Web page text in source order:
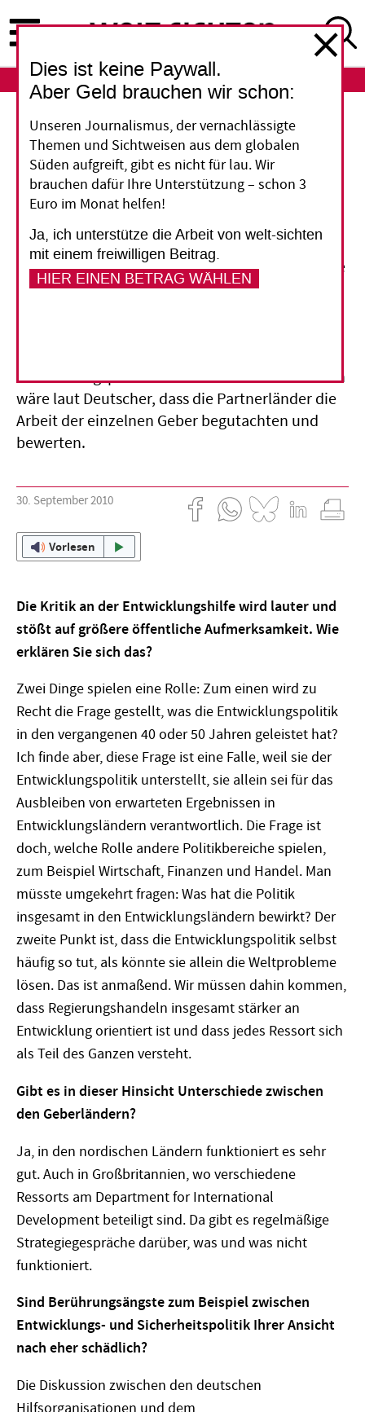
zum
Inhalt
ABO
„Die heutige
Entwicklungszusammenarbeit ist ein
Auslaufmodell“
Vor fünf Jahren haben die wichtigsten
Geberländer in Paris zugesagt, die Wirksamkeit
ihrer Entwicklungshilfe zu erhöhen. Der
Beschluss war ein Durchbruch, doch Fortschritte
wurden seither kaum erzielt, sagt Eckhard
Entwicklungspolitik zu beobachten. Erforderlich
wäre laut Deutscher, dass die Partnerländer die
Arbeit der einzelnen Geber begutachten und
bewerten.
30. September 2010
Vorlesen
Die Kritik an der Entwicklungshilfe wird lauter und
stößt auf größere öffentliche Aufmerksamkeit. Wie
erklären Sie sich das?
Zwei Dinge spielen eine Rolle: Zum einen wird zu
Recht die Frage gestellt, was die Entwicklungspolitik
in den vergangenen 40 oder 50 Jahren geleistet hat?
Ich finde aber, diese Frage ist eine Falle, weil sie der
Entwicklungspolitik unterstellt, sie allein sei für das
Ausbleiben von erwarteten Ergebnissen in
Entwicklungsländern verantwortlich. Die Frage ist
doch, welche Rolle andere Politikbereiche spielen,
zum Beispiel Wirtschaft, Finanzen und Handel. Man
müsste umgekehrt fragen: Was hat die Politik
insgesamt in den Entwicklungsländern bewirkt? Der
zweite Punkt ist, dass die Entwicklungspolitik selbst
häufig so tut, als könnte sie allein die Weltprobleme
lösen. Das ist anmaßend. Wir müssen dahin kommen,
dass Regierungshandeln insgesamt stärker an
Entwicklung orientiert ist und dass jedes Ressort sich
als Teil des Ganzen versteht.
Gibt es in dieser Hinsicht Unterschiede zwischen
den Geberländern?
Ja, in den nordischen Ländern funktioniert es sehr
gut. Auch in Großbritannien, wo verschiedene
Ressorts am Department for International
Development beteiligt sind. Da gibt es regelmäßige
Strategiegespräche darüber, was und was nicht
funktioniert.
Sind Berührungsängste zum Beispiel zwischen
Entwicklungs- und Sicherheitspolitik Ihrer Ansicht
nach eher schädlich?
Die Diskussion zwischen den deutschen
Hilfsorganisationen und dem
Dies ist keine Paywall.
Aber Geld brauchen wir schon:
Unseren Journalismus, der vernachlässigte
Themen und Sichtweisen aus dem globalen
Süden aufgreift, gibt es nicht für lau. Wir
brauchen dafür Ihre Unterstützung – schon 3
Euro im Monat helfen!
Ja, ich unterstütze die Arbeit von welt-sichten
mit einem freiwilligen Beitrag.
HIER EINEN BETRAG WÄHLEN